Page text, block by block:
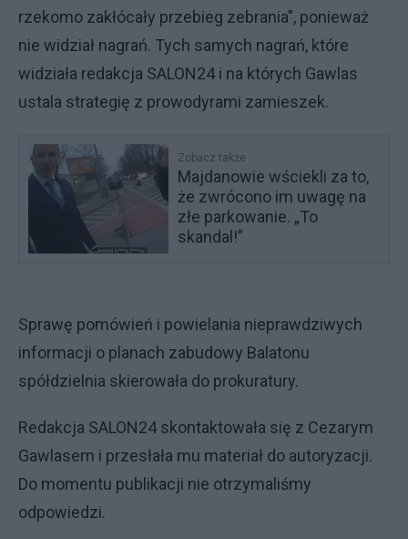
rzekomo zakłócały przebieg zebrania", ponieważ
nie widział nagrań. Tych samych nagrań, które
widziała redakcja SALON24 i na których Gawlas
ustala strategię z prowodyrami zamieszek.
Zobacz także
Majdanowie wściekli za to,
że zwrócono im uwagę na
złe parkowanie. „To
skandal!”
Sprawę pomówień i powielania nieprawdziwych
informacji o planach zabudowy Balatonu
spółdzielnia skierowała do prokuratury.
Redakcja SALON24 skontaktowała się z Cezarym
Gawlasem i przesłała mu materiał do autoryzacji.
Do momentu publikacji nie otrzymaliśmy
odpowiedzi.